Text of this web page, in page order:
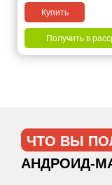
Купить
Получить в
ЧТО ВЫ
АНДРОИД-